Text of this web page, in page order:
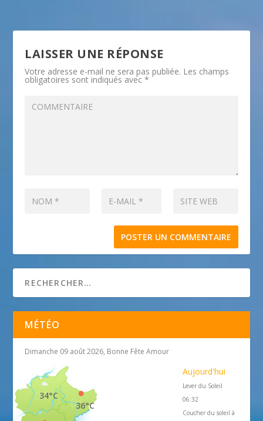
LAISSER UNE RÉPONSE
Votre adresse e-mail ne sera pas publiée. Les champs
obligatoires sont indiqués avec*
MÉTÉO
Dimanche 09 août 2026, Bonne Fête Amour
36°C
34°C
Aujourd'hui
Lever du Soleil
06:32
Coucher du soleil à